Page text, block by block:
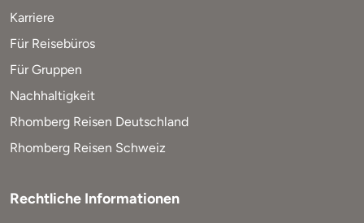
Karriere
Für Reisebüros
Für Gruppen
Nachhaltigkeit
Rhomberg Reisen Deutschland
Rhomberg Reisen Schweiz
Rechtliche Informationen